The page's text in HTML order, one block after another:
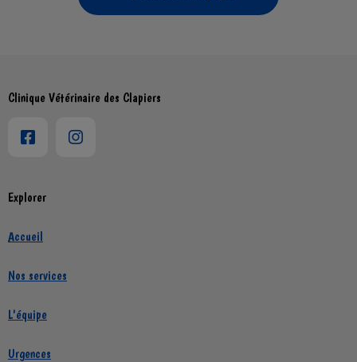
Explorer
Accueil
Nos services
L'équipe
Urgences
Clinique Vétérinaire des Clapiers